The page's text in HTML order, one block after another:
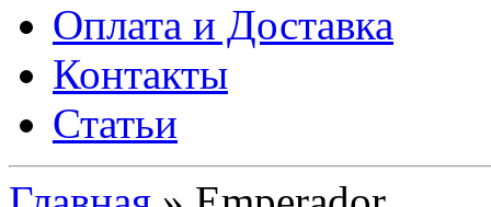
Оплата и Доставка
Контакты
Статьи